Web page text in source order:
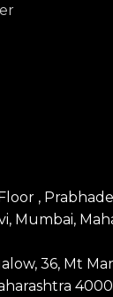
,
Mumbai,
36, Mt